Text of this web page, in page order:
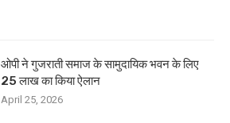
ओपी ने गुजराती समाज के सामुदायिक भवन के लिए
25 लाख का किया ऐलान
April 25, 2026